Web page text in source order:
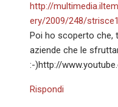
http://
ery/2009/248/
Poi ho scoperto che,
aziende che le
:-)http://
Rispondi